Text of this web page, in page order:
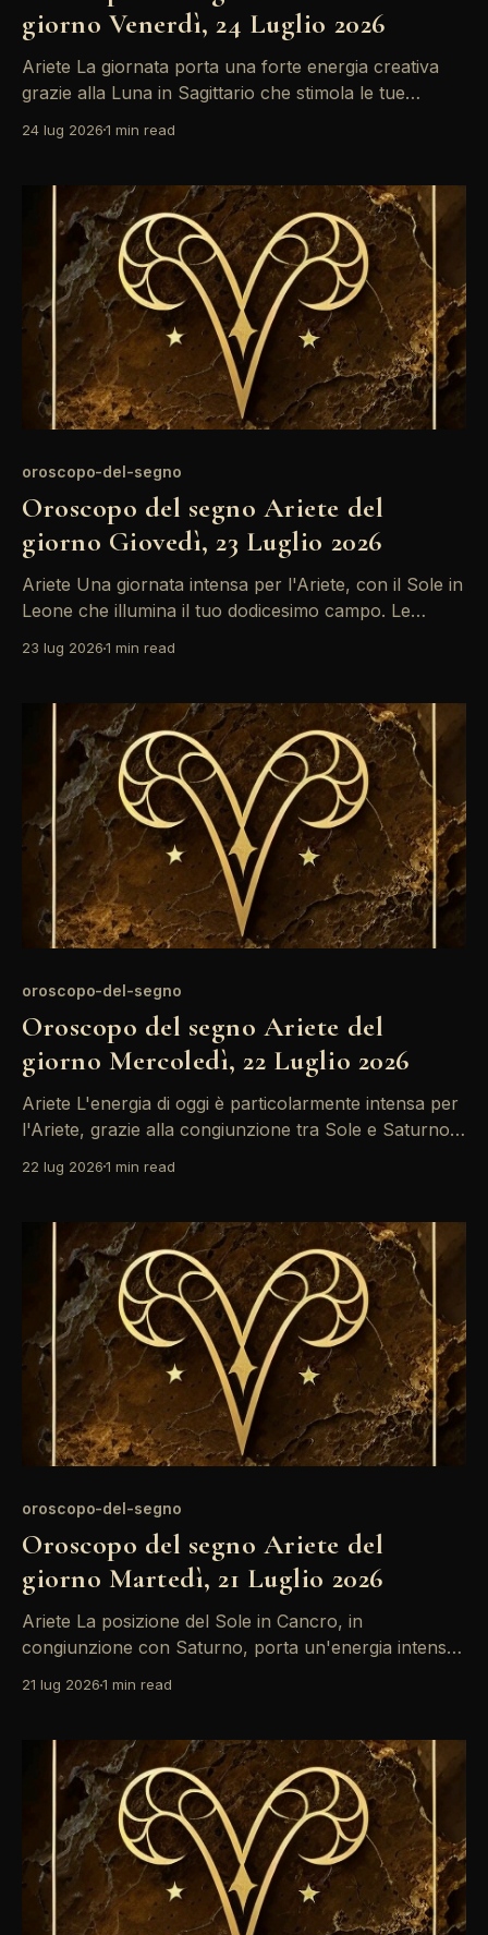
giorno Venerdì, 24 Luglio 2026
Ariete La giornata porta una forte energia creativa
grazie alla Luna in Sagittario che stimola le tue
non trascurare le responsabilità: il Sole in quadratura
la calma e agisci con chiarezza. Le stelle oggi offrono
24 lug 20261 min read
oroscopo-del-segno
Oroscopo del segno Ariete del
giorno Giovedì, 23 Luglio 2026
Ariete Una giornata intensa per l'Ariete, con il Sole in
Leone che illumina il tuo dodicesimo campo. Le
la Luna in Scorpione che stimola riflessioni profonde.
abbraccia le opportunità che si presentano. Le stelle
sono
23 lug 20261 min read
oroscopo-del-segno
Oroscopo del segno Ariete del
giorno Mercoledì, 22 Luglio 2026
Ariete L'energia di oggi è particolarmente intensa per
l'Ariete, grazie alla congiunzione tra Sole e Saturno
momento ideale per riflettere su decisioni importanti,
frenare dalla confusione, ma sfrutta la tua
determinazione per
22 lug 20261 min read
oroscopo-del-segno
Oroscopo del segno Ariete del
giorno Martedì, 21 Luglio 2026
Ariete La posizione del Sole in Cancro, in
congiunzione con Saturno, porta un'energia intensa
ambizioni e i legami emotivi, specialmente in ambito
guidarti verso decisioni importanti. La giornata si
presenta ricca di opportunità
21 lug 20261 min read